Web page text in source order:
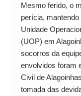
Mesmo ferido, o
perícia,
Unidade
(UOP) em
socorros da
envolvidos foram
Civil de
tomada das